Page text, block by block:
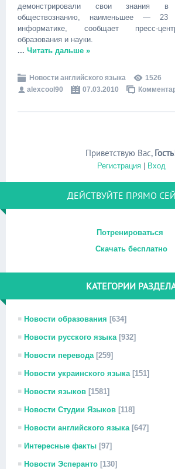
демонстрировали свои знания
обществознанию, наименьшее —
информатике, сообщает пресс-
образования и науки.
... Читать дальше »
Новости английского языка
1526
alexcool90
07.03.2010
Приветствую Вас, Гость
Регистрация| Вход
ДЕЙСТВУЙТЕ ПРЯМО
Потренироваться
Скачать бесплатно
КАТЕГОРИИ
Новости образования [634]
Новости русского языка [932]
Новости перевода [259]
Новости украинского языка [151]
Новости языков [1581]
Новости Студии Языков [118]
Новости английского языка [647]
Интересные факты [97]
Новости Эсперанто [130]